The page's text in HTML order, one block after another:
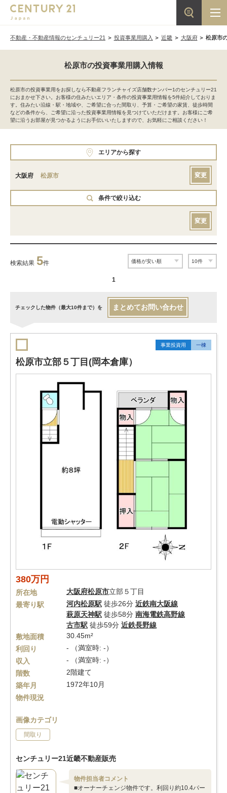
不動産・不動産情報のセンチュリー21 投資事業用購入 近畿 大阪府 松原市
松原市の投資事業用購入情報
松原市の投資事業用をお探しなら不動産フランチャイズ店舗数ナンバー1のセンチュリー21
におまかせ下さい。お客様の住みたいエリア・条件の投資事業用情報を5件紹介しておりま
す。住みたい沿線・駅・地域や、ご希望に合った間取り、予算・ご希望の家賃、徒歩時間
などの条件から、ご希望に沿った投資事業用情報を見つけていただけます。お客様にご希
望に沿うお部屋が見つかるようにお手伝いいたしますので、お気軽にご相談ください！
エリアから探す
大阪府 松原市 変更
条件で絞り込む
変更
検索結果 5件
1
チェックした物件（最大10件まで）を まとめてお問い合わせ
事業投資用 一棟
松原市立部５丁目(岡本倉庫）
380万円
所在地 大阪府松原市立部５丁目
最寄り駅
河内松原駅 徒歩26分 近鉄南大阪線
萩原天神駅 徒歩58分 南海電鉄高野線
古市駅 徒歩59分 近鉄長野線
敷地面積
30.45m²
利回り
- （満室時: -）
収入
- （満室時: -）
階数
2階建て
築年月
1972年10月
物件現況
画像カテゴリ
間取り
センチュリー21近畿不動産販売
物件担当者コメント
■オーナーチェンジ物件です。利回り約10.4パー